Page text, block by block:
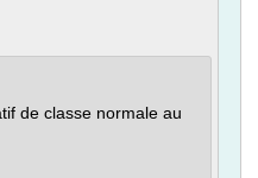
de classe normale au